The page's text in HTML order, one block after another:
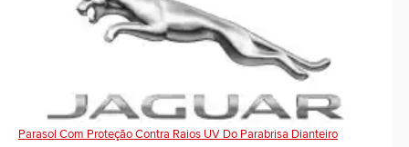
Parasol Com Proteção Contra Raios UV Do Parabrisa Dianteiro